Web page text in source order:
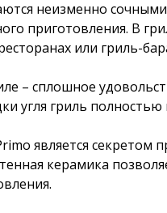
неизменно
приготовления. В
или гриль-
– сплошное
угля гриль полностью
является
керамика